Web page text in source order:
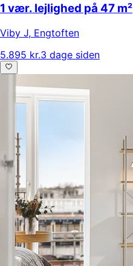
1 vær. lejlighed på 47 m²
Viby J, Engtoften
5.895 kr.3 dage siden